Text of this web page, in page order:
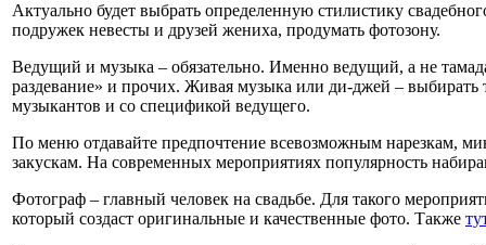
Актуально будет выбрать определенную стилистику
подружек невесты и друзей жениха, продумать фотозону.
Ведущий и музыка – обязательно. Именно ведущий, а не
раздевание» и прочих. Живая музыка или ди-джей – выбирать
музыкантов и со спецификой ведущего.
По меню отдавайте предпочтение всевозможным нарезкам,
закускам. На современных мероприятиях популярность
Фотограф – главный человек на свадьбе. Для такого
который создаст оригинальные и качественные фото. Также